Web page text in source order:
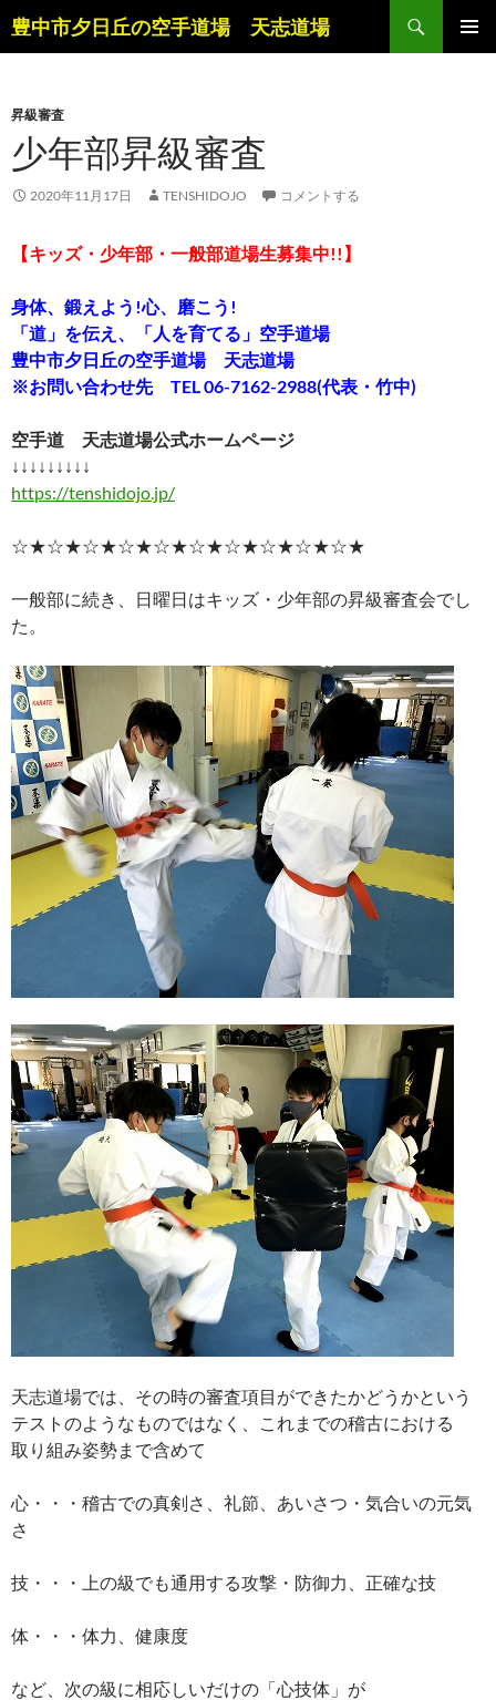
ン
ツ
ス
キ
豊中市夕日丘の空手道場 天志道場
検
索
昇級審査
少年部昇級審査
2020年11月17日 TENSHIDOJO コメントする
【キッズ・少年部・一般部道場生募集中!!】
身体、鍛えよう!心、磨こう!
「道」を伝え、「人を育てる」空手道場
豊中市夕日丘の空手道場 天志道場
※お問い合わせ先 TEL 06-7162-2988(代表・竹中)
空手道 天志道場公式ホームページ
↓↓↓↓↓↓↓↓↓
https://tenshidojo.jp/
☆★☆★☆★☆★☆★☆★☆★☆★☆★☆★
一般部に続き、日曜日はキッズ・少年部の昇級審査会でし
た。
天志道場では、その時の審査項目ができたかどうかという
テストのようなものではなく、これまでの稽古における
取り組み姿勢まで含めて
心・・・稽古での真剣さ、礼節、あいさつ・気合いの元気
さ
技・・・上の級でも通用する攻撃・防御力、正確な技
体・・・体力、健康度
など、次の級に相応しいだけの「心技体」が